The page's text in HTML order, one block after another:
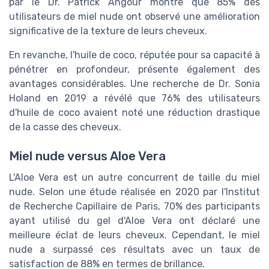
utilisateurs de miel nude ont observé une amélioration
significative de la texture de leurs cheveux.
En revanche, l'huile de coco, réputée pour sa capacité à
pénétrer en profondeur, présente également des
avantages considérables. Une recherche de Dr. Sonia
Holand en 2019 a révélé que 76% des utilisateurs
d'huile de coco avaient noté une réduction drastique
de la casse des cheveux.
Miel nude versus Aloe Vera
L'Aloe Vera est un autre concurrent de taille du miel
nude. Selon une étude réalisée en 2020 par l'Institut
de Recherche Capillaire de Paris, 70% des participants
ayant utilisé du gel d'Aloe Vera ont déclaré une
meilleure éclat de leurs cheveux. Cependant, le miel
nude a surpassé ces résultats avec un taux de
satisfaction de 88% en termes de brillance.